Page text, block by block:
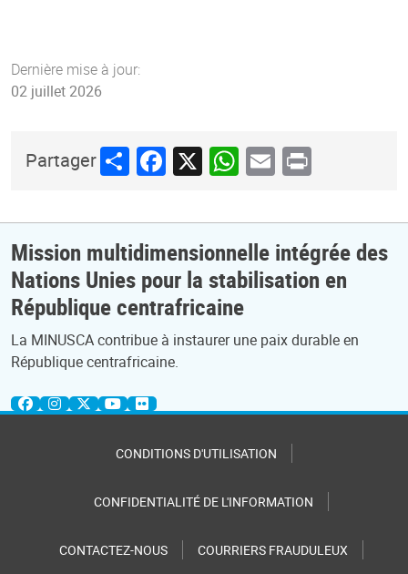
Dernière mise à jour:
02 juillet 2026
PartagerShareFacebook
X WhatsApp
Email
Print
Mission multidimensionnelle intégrée des
Nations Unies pour la stabilisation en
République centrafricaine
La MINUSCA contribue à instaurer une paix durable en
République centrafricaine.
CONDITIONS D'UTILISATION
CONFIDENTIALITÉ DE L'INFORMATION
CONTACTEZ-NOUS COURRIERS FRAUDULEUX